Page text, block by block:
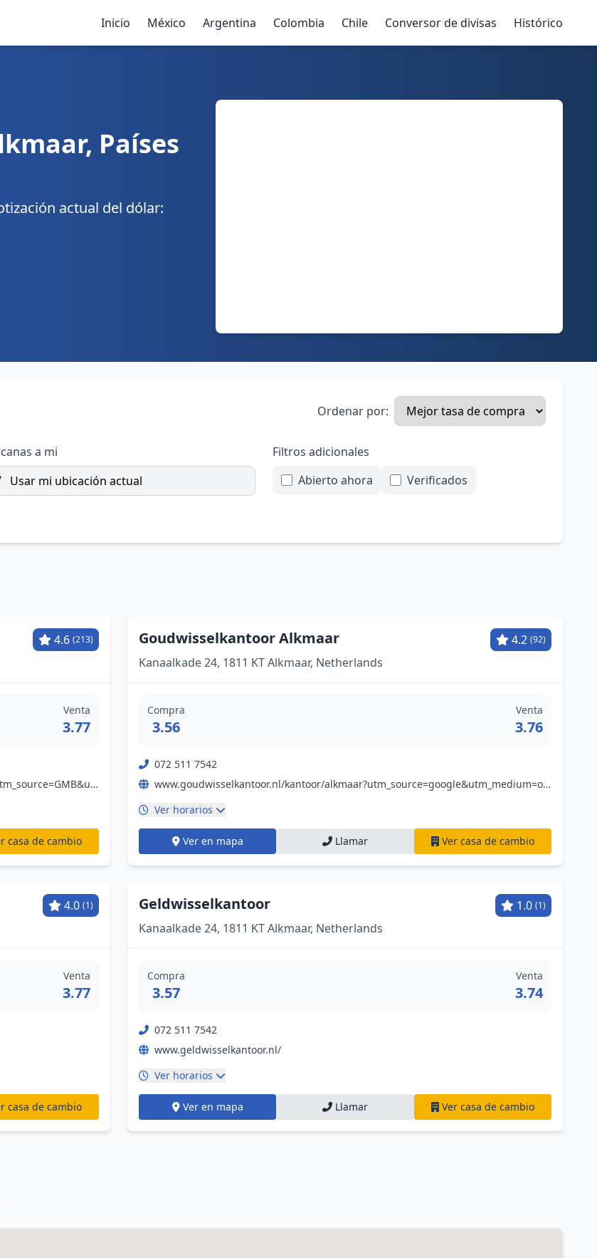
Inicio México Argentina Colombia Chile Conversor de divisas Histórico
Países
actual del dólar:
Ordenar por:
a mi
Usar mi ubicación actual
Filtros adicionales
Abierto ahora
Verificados
4.6 (213)
Venta
3.77
www.gwktravelex.nl/vestigingen/gwk-travelex-alkmaar/2182?utm_source=GMB&utm_medium=organic
casa de cambio
Goudwisselkantoor Alkmaar 4.2 (92)
Kanaalkade 24, 1811 KT Alkmaar, Netherlands
Compra
3.56
Venta
3.76
072 511 7542
www.goudwisselkantoor.nl/kantoor/alkmaar?utm_source=google&utm_medium=organic&utm_campaign=gmb-alkmaar
Ver horarios
Ver en mapa Llamar Ver casa de cambio
4.0 (1)
Venta
3.77
casa de cambio
Geldwisselkantoor 1.0 (1)
Kanaalkade 24, 1811 KT Alkmaar, Netherlands
Compra
3.57
Venta
3.74
072 511 7542
www.geldwisselkantoor.nl/
Ver horarios
Ver en mapa Llamar Ver casa de cambio